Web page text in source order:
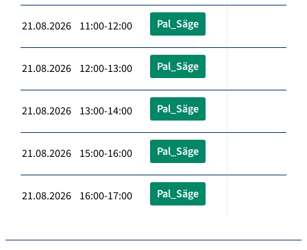
21.08.2026 11:00-12:00 Pal_Säge
21.08.2026 12:00-13:00 Pal_Säge
21.08.2026 13:00-14:00 Pal_Säge
21.08.2026 15:00-16:00 Pal_Säge
21.08.2026 16:00-17:00 Pal_Säge